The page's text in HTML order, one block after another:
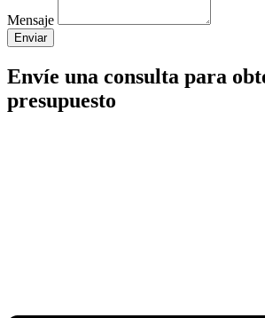
Mensaje
Enviar
Envíe una consulta para
presupuesto